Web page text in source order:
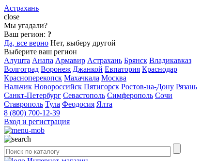
Астрахань
close
Мы угадали?
Ваш регион: ?
Да, все верно Нет, выберу другой
Выберите ваш регион
Алушта Анапа Армавир Астрахань Брянск Владикавказ
Волгоград Воронеж Джанкой Евпатория Краснодар
Красноперекопск Махачкала Москва
Нальчик Новороссийск Пятигорск Ростов-на-Дону Рязань
Санкт-Петербург Севастополь Симферополь Сочи
Ставрополь Тула Феодосия Ялта
8 (800) 700-12-39
Вход и регистрация